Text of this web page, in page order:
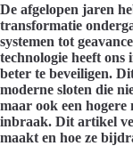
De afgelopen jaren
transformatie
systemen tot
technologie heeft ons
beter te beveiligen.
moderne sloten die
maar ook een hogere
inbraak. Dit artikel
maakt en hoe ze